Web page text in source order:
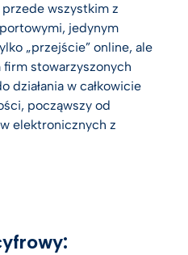
wszystkim z
jedynym
„przejście” online, ale
stowarzyszonych
działania w całkowicie
począwszy od
elektronicznych z